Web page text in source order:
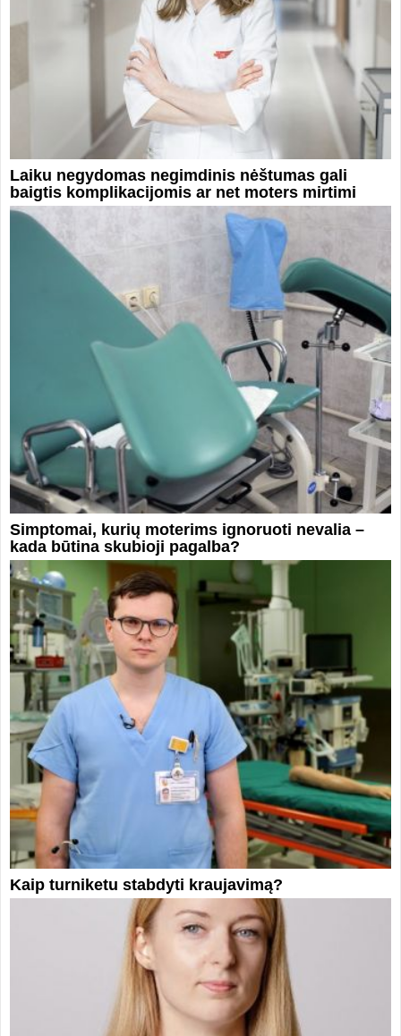
Laiku negydomas negimdinis nėštumas gali
baigtis komplikacijomis ar net moters mirtimi
Simptomai, kurių moterims ignoruoti nevalia –
kada būtina skubioji pagalba?
Kaip turniketu stabdyti kraujavimą?